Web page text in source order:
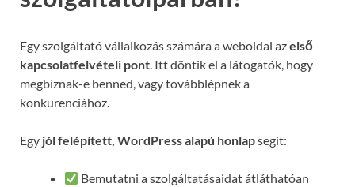
Egy szolgáltató vállalkozás számára a weboldal azelső
kapcsolatfelvételi pont. Itt döntik el a látogatók, hogy
megbíznak-e benned, vagy továbblépnek a
konkurenciához.
Egy jól felépített, WordPress alapú honlapsegít:
Bemutatni a szolgáltatásaidat átláthatóan